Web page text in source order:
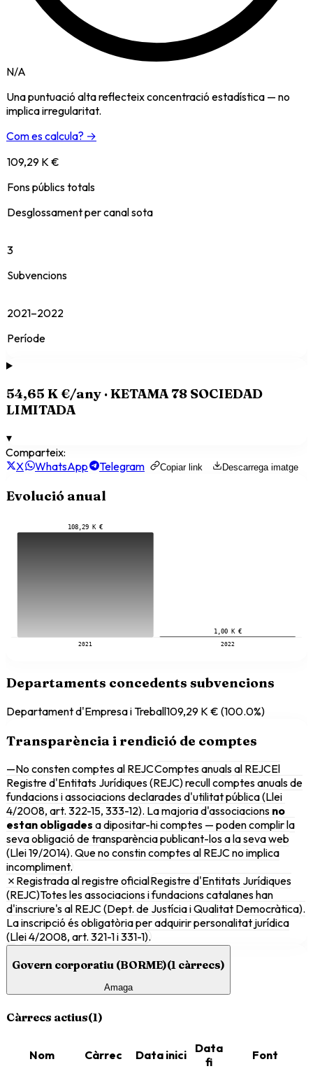
N/A
Una puntuació alta reflecteix concentració estadística — no
implica irregularitat.
Com es calcula? →
109,29 K €
Fons públics totals
Desglossament per canal sota
3
Subvencions
2021–2022
Període
54,65 K €/any ·KETAMA 78 SOCIEDAD
LIMITADA
▾
Comparteix:
X
WhatsApp Telegram Copiar link Descarrega imatge
Evolució anual
108,29 K €
2021
1,00 K €
2022
Departaments concedents subvencions
Departament d'Empresa i Treball109,29 K € (100.0%)
Transparència i rendició de comptes
—No consten comptes al REJCComptes anuals al REJCEl
Registre d'Entitats Jurídiques (REJC) recull comptes anuals de
fundacions i associacions declarades d'utilitat pública (Llei
4/2008, art. 322-15, 333-12). La majoria d'associacions no
estan obligades a dipositar-hi comptes — poden complir la
seva obligació de transparència publicant-los a la seva web
(Llei 19/2014). Que no constin comptes al REJC no implica
incompliment.
✗ Registrada al registre oficialRegistre d'Entitats Jurídiques
(REJC)Totes les associacions i fundacions catalanes han
d'inscriure's al REJC (Dept. de Justícia i Qualitat Democràtica).
La inscripció és obligatòria per adquirir personalitat jurídica
(Llei 4/2008, art. 321-1 i 331-1).
Govern corporatiu (BORME)(1 càrrecs)
Amaga
Càrrecs actius(1)
Nom Càrrec Data inici
Data
fi
Font